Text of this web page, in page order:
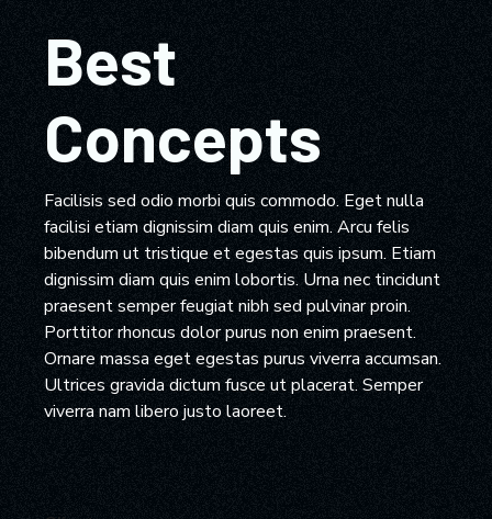
Best
Concepts
Facilisis sed odio morbi quis commodo. Eget nulla
facilisi etiam dignissim diam quis enim. Arcu felis
bibendum ut tristique et egestas quis ipsum. Etiam
dignissim diam quis enim lobortis. Urna nec tincidunt
praesent semper feugiat nibh sed pulvinar proin.
Porttitor rhoncus dolor purus non enim praesent.
Ornare massa eget egestas purus viverra accumsan.
Ultrices gravida dictum fusce ut placerat. Semper
viverra nam libero justo laoreet.